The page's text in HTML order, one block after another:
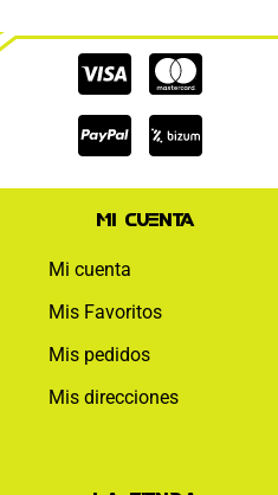
Cc-
visa
Cc-
Cc-
paypal
Mi cuenta
Mi cuenta
Mis Favoritos
Mis pedidos
Mis direcciones